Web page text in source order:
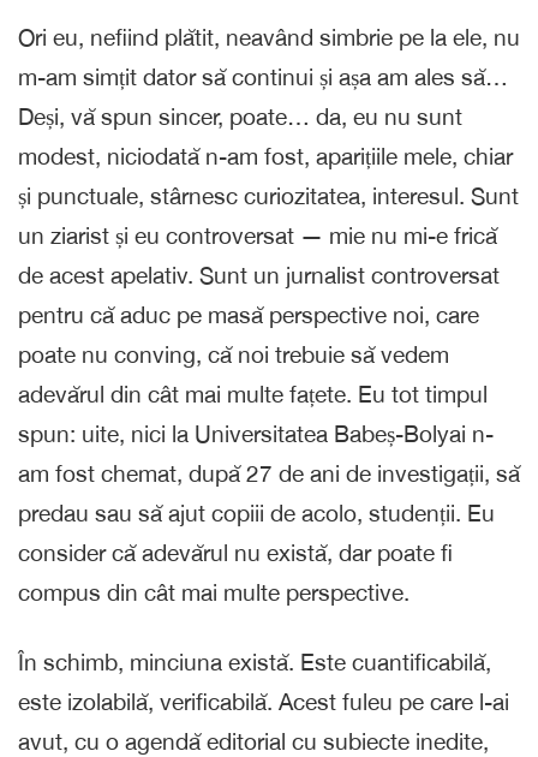
Ori eu, nefiind plătit, neavând simbrie pe la ele, nu
m-am simțit dator să continui și așa am ales să…
Deși, vă spun sincer, poate… da, eu nu sunt
modest, niciodată n-am fost, aparițiile mele, chiar
și punctuale, stârnesc curiozitatea, interesul. Sunt
un ziarist și eu controversat — mie nu mi-e frică
de acest apelativ. Sunt un jurnalist controversat
pentru că aduc pe masă perspective noi, care
poate nu conving, că noi trebuie să vedem
adevărul din cât mai multe fațete. Eu tot timpul
spun: uite, nici la Universitatea Babeș-Bolyai n-
am fost chemat, după 27 de ani de investigații, să
predau sau să ajut copiii de acolo, studenții. Eu
consider că adevărul nu există, dar poate fi
compus din cât mai multe perspective.
În schimb, minciuna există. Este cuantificabilă,
este izolabilă, verificabilă. Acest fuleu pe care l-ai
avut, cu o agendă editorial cu subiecte inedite,